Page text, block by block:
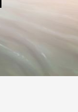
Отличное
воздух.